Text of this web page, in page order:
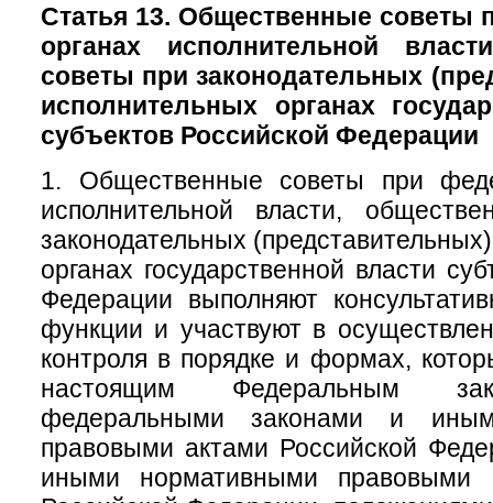
Статья 13. Общественные советы
органах исполнительной
советы при законодательных
исполнительных органах
субъектов Российской Федерации
1. Общественные советы при
исполнительной власти,
законодательных
органах государственной власти
Федерации выполняют
функции и участвуют в
контроля в порядке и формах,
настоящим Федеральным
федеральными законами и
правовыми актами Российской
иными нормативными правовыми